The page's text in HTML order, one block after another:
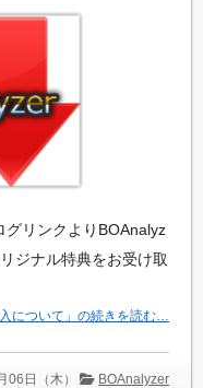
グリンクよりBOAnalyz
ジナル特典をお受け取
について」の続きを読む…
06日（木） BOAnalyzer